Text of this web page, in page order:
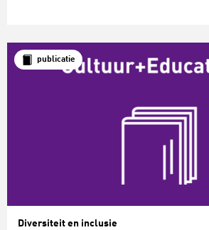
publicatie
Diversiteit en inclusie